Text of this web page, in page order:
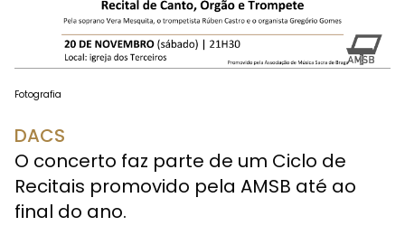
Fotografia
DACS
O concerto faz parte de um Ciclo de
Recitais promovido pela AMSB até ao
final do ano.